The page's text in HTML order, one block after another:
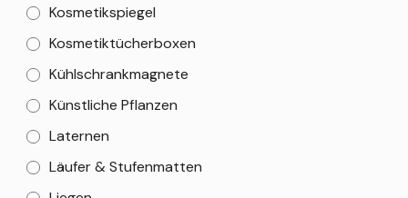
Kosmetikspiegel
Kosmetiktücherboxen
Kühlschrankmagnete
Künstliche Pflanzen
Laternen
Läufer & Stufenmatten